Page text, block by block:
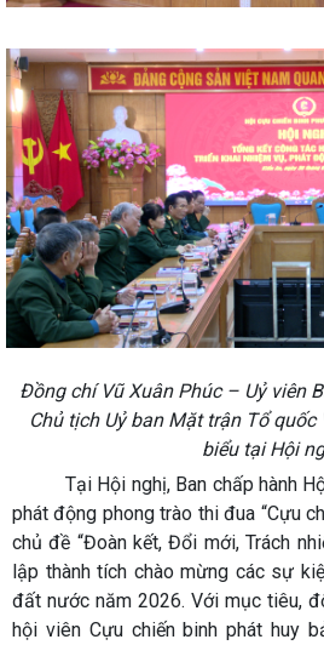
Đồng chí Vũ Xuân Phúc – Uỷ viên
Chủ tịch Uỷ ban Mặt trận Tổ
biểu tại Hội
Tại Hội nghị, Ban chấp hành
phát động phong trào thi đua “Cựu
chủ đề “Đoàn kết, Đổi mới, Trách
lập thành tích chào mừng các sự
đất nước năm 2026. Với mục tiêu,
hội viên Cựu chiến binh phát huy